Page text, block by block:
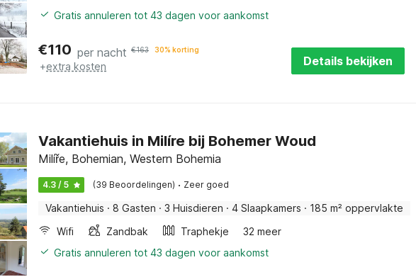
Gratis annuleren tot 43 dagen voor aankomst
€110 per nacht €163 30% korting
+extra kosten Details bekijken
Vakantiehuis in Milíre bij Bohemer Woud
Milíře, Bohemian, Western Bohemia
4.3 / 5 (39 Beoordelingen) · Zeer goed
Vakantiehuis · 8 Gasten · 3 Huisdieren · 4 Slaapkamers · 185 m² oppervlakte
Wifi
Zandbak Traphekje
32 meer
Gratis annuleren tot 43 dagen voor aankomst